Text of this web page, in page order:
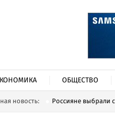
ОБЩЕСТВО
новость: Россияне выбрали